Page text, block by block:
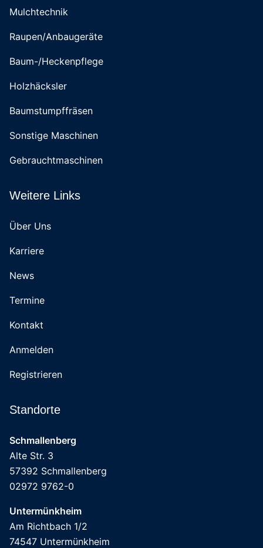
Mulchtechnik
Raupen/Anbaugeräte
Baum-/Heckenpflege
Holzhäcksler
Baumstumpffräsen
Sonstige Maschinen
Gebrauchtmaschinen
Weitere Links
Über Uns
Karriere
News
Termine
Kontakt
Anmelden
Registrieren
Standorte
Schmallenberg
Alte Str. 3
57392 Schmallenberg
02972 9762-0
Untermünkheim
Am Richtbach 1/2
74547 Untermünkheim